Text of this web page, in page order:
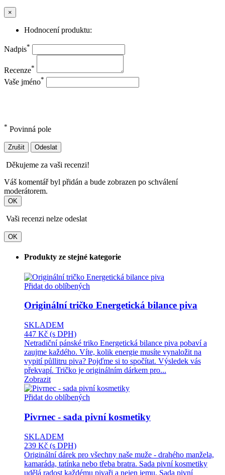
×
Hodnocení produktu:
Nadpis*
Recenze*
Vaše jméno*
* Povinná pole
Zrušit Odeslat
Děkujeme za vaši recenzi!
Váš komentář byl přidán a bude zobrazen po schválení
moderátorem.
OK
Vaši recenzi nelze odeslat
OK
Produkty ze stejné kategorie
Přidat do oblíbených
Originální tričko Energetická bilance piva
SKLADEM
447 Kč (s DPH)
Netradiční pánské triko Energetická bilance piva pobaví a
zaujme každého. Víte, kolik energie musíte vynaložit na
vypití půllitru piva? Pojďme si to spočítat. Výsledek vás
překvapí. Tričko je originálním dárkem pro...
Zobrazit
Přidat do oblíbených
Pivrnec - sada pivní kosmetiky
SKLADEM
239 Kč (s DPH)
Originální dárek pro všechny naše muže - drahého manžela,
kamaráda, tatínka nebo třeba bratra. Sada pivní kosmetiky
udělá radost každému pivaři a nejen jemu. Sada pivní